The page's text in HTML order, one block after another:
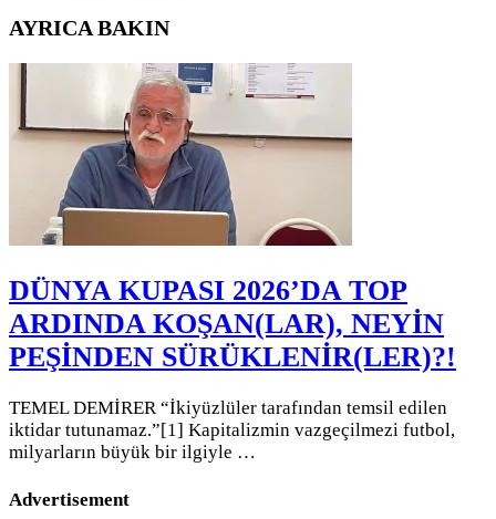
AYRICA BAKIN
DÜNYA KUPASI 2026’DA TOP
ARDINDA KOŞAN(LAR), NEYİN
PEŞİNDEN SÜRÜKLENİR(LER)?!
TEMEL DEMİRER “İkiyüzlüler tarafından temsil edilen
iktidar tutunamaz.”[1] Kapitalizmin vazgeçilmezi futbol,
milyarların büyük bir ilgiyle …
Advertisement